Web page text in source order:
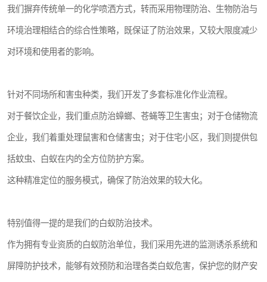
我们摒弃传统单一的化学喷洒方式，转而采用物理防治、生物防治与
环境治理相结合的综合性策略，既保证了防治效果，又较大限度减少
对环境和使用者的影响。
针对不同场所和害虫种类，我们开发了多套标准化作业流程。
对于餐饮企业，我们重点防治蟑螂、苍蝇等卫生害虫；对于仓储物流
企业，我们着重处理鼠害和仓储害虫；对于住宅小区，我们则提供包
括蚊虫、白蚁在内的全方位防护方案。
这种精准定位的服务模式，确保了防治效果的较大化。
特别值得一提的是我们的白蚁防治技术。
作为拥有专业资质的白蚁防治单位，我们采用先进的监测诱杀系统和
屏障防护技术，能够有效预防和治理各类白蚁危害，保护您的财产安